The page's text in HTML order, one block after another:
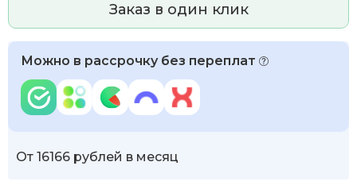
Заказ в один клик
Можно в рассрочку без переплат
От 16166 рублей в месяц